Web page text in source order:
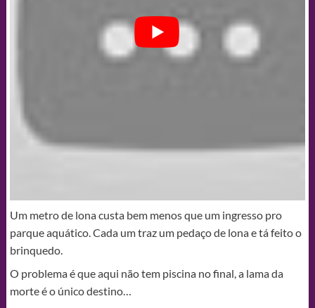
Um metro de lona custa bem menos que um ingresso pro
parque aquático. Cada um traz um pedaço de lona e tá feito o
brinquedo.
O problema é que aqui não tem piscina no final, a lama da
morte é o único destino…